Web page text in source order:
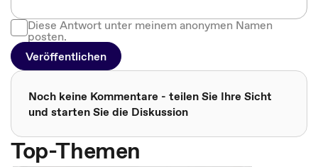
Diese Antwort unter meinem anonymen Namen
posten.
Veröffentlichen
Noch keine Kommentare - teilen Sie Ihre Sicht
und starten Sie die Diskussion
Top-Themen